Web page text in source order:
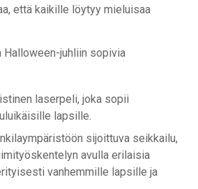
että kaikille löytyy mieluisaa
juhliin sopivia
laserpeli, joka sopii
lapsille.
sijoittuva seikkailu,
avulla erilaisia
vanhemmille lapsille ja